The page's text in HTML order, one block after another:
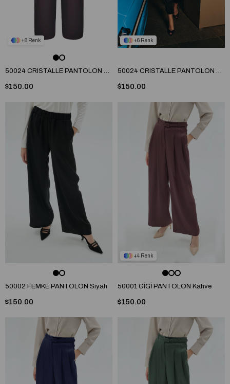
6
50024 CRISTALLE PANTOLON Mürdüm
$150.00
6
50024 CRISTALLE PANTOLON Siyah
$150.00
50002 FEMKE PANTOLON Siyah
$150.00
4
50001 GİGİ PANTOLON Kahve
$150.00